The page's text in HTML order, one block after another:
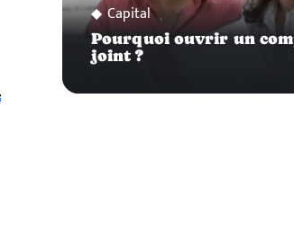
Capital
Pourquoi ouvrir un
joint ?